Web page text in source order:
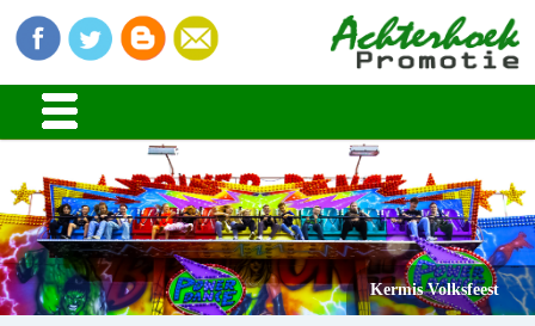
Kermis Volksfeest